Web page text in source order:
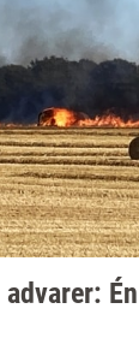
ad­va­rer: